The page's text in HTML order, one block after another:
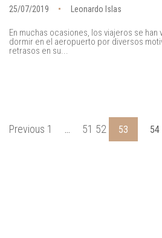
25/07/2019 Leonardo Islas
En muchas ocasiones, los viajeros se
dormir en el aeropuerto por diversos
retrasos en su...
Previous 1 … 51 52 53 54